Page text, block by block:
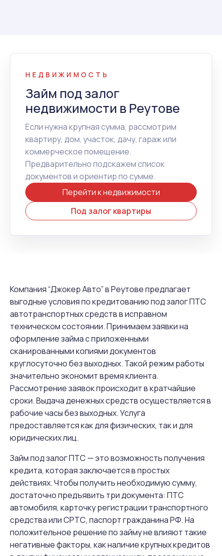
НЕДВИЖИМОСТЬ
Займ под залог
недвижимости в Реутове
Если нужна крупная сумма, рассмотрим
квартиру, дом, участок, дачу, гараж или
коммерческое помещение.
Предварительно подскажем список
документов и ориентир по сумме.
Перейти к недвижимости
Под залог квартиры
Компания “Джокер Авто” в Реутове предлагает
выгодные условия по кредитованию под залог ПТС
автотранспортных средств в исправном
техническом состоянии. Принимаем заявки на
оформление займа с приложенными
сканированными копиями документов
круглосуточно без выходных. Такой режим работы
значительно экономит время клиента.
Рассмотрение заявок происходит в кратчайшие
сроки. Выдача денежных средств осуществляется в
рабочие часы без выходных. Услуга
предоставляется как для физических, так и для
юридических лиц.
Займ под залог ПТС — это возможность получения
кредита, которая заключается в простых
действиях. Чтобы получить необходимую сумму,
достаточно предъявить три документа: ПТС
автомобиля, карточку регистрации транспортного
средства или СРТС, паспорт гражданина РФ. На
положительное решение по займу не влияют такие
негативные факторы, как наличие крупных кредитов